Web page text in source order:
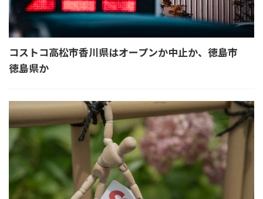
コストコ高松市香川県はオープンか中止か、徳島市
徳島県か